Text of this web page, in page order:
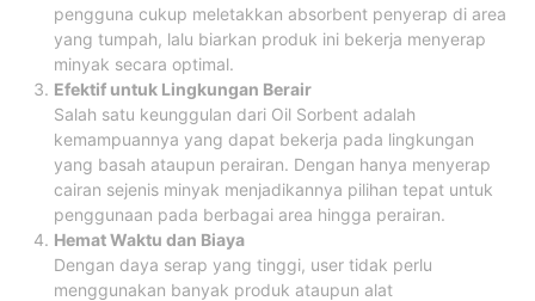
pengguna cukup meletakkan absorbent penyerap di area
yang tumpah, lalu biarkan produk ini bekerja menyerap
minyak secara optimal.
Efektif untuk Lingkungan Berair
Salah satu keunggulan dari Oil Sorbent adalah
kemampuannya yang dapat bekerja pada lingkungan
yang basah ataupun perairan. Dengan hanya menyerap
cairan sejenis minyak menjadikannya pilihan tepat untuk
penggunaan pada berbagai area hingga perairan.
Hemat Waktu dan Biaya
Dengan daya serap yang tinggi, user tidak perlu
menggunakan banyak produk ataupun alat